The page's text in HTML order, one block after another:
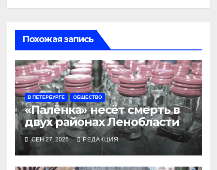
Похожая запись
В ПЕТЕРБУРГЕ ОБЩЕСТВО
«Палёнка» несёт смерть в
двух районах Ленобласти
СЕН 27, 2025 РЕДАКЦИЯ